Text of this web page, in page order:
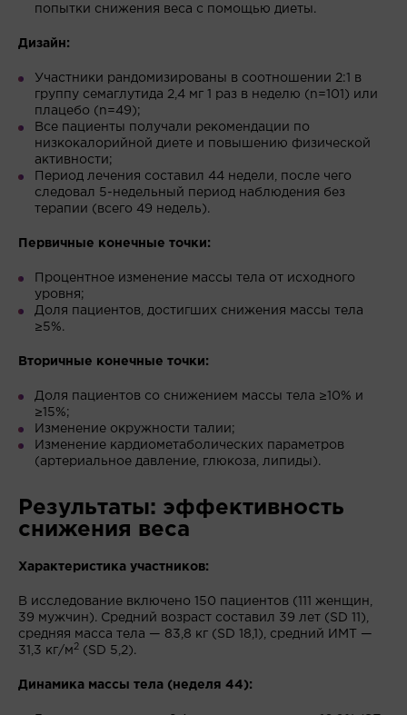
попытки снижения веса с помощью диеты.
Дизайн:
Участники рандомизированы в соотношении 2:1 в
группу семаглутида 2,4 мг 1 раз в неделю (n=101) или
плацебо (n=49);
Все пациенты получали рекомендации по
низкокалорийной диете и повышению физической
активности;
Период лечения составил 44 недели, после чего
следовал 5-недельный период наблюдения без
терапии (всего 49 недель).
Первичные конечные точки:
Процентное изменение массы тела от исходного
уровня;
Доля пациентов, достигших снижения массы тела
≥5%.
Вторичные конечные точки:
Доля пациентов со снижением массы тела ≥10% и
≥15%;
Изменение окружности талии;
Изменение кардиометаболических параметров
(артериальное давление, глюкоза, липиды).
Результаты: эффективность
снижения веса
Характеристика участников:
В исследование включено 150 пациентов (111 женщин,
39 мужчин). Средний возраст составил 39 лет (SD 11),
средняя масса тела — 83,8 кг (SD 18,1), средний ИМТ —
31,3 кг/м 2 (SD 5,2).
Динамика массы тела (неделя 44):